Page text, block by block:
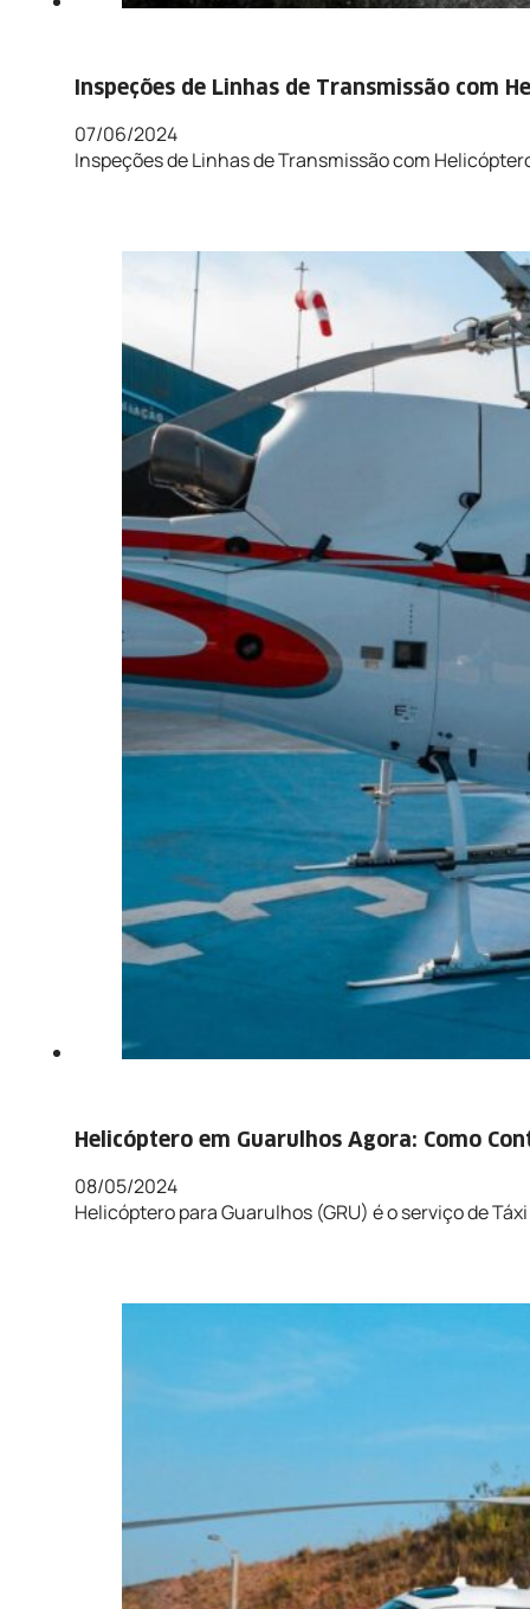
Inspeções de Linhas de Transmissão com
07/06/2024
Inspeções de Linhas de Transmissão com
Helicóptero em Guarulhos Agora: Como
08/05/2024
Helicóptero para Guarulhos (GRU) é o serviço de